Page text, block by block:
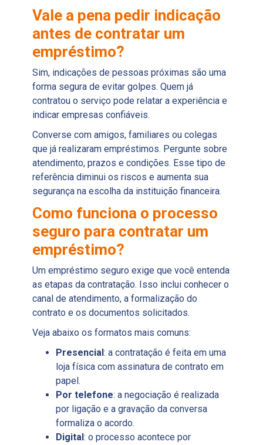
Vale a pena pedir indicação
antes de contratar um
empréstimo?
Sim, indicações de pessoas próximas são uma
forma segura de evitar golpes. Quem já
contratou o serviço pode relatar a experiência e
indicar empresas confiáveis.
Converse com amigos, familiares ou colegas
que já realizaram empréstimos. Pergunte sobre
atendimento, prazos e condições. Esse tipo de
referência diminui os riscos e aumenta sua
segurança na escolha da instituição financeira.
Como funciona o processo
seguro para contratar um
empréstimo?
Um empréstimo seguro exige que você entenda
as etapas da contratação. Isso inclui conhecer o
canal de atendimento, a formalização do
contrato e os documentos solicitados.
Veja abaixo os formatos mais comuns:
Presencial : a contratação é feita em uma
loja física com assinatura de contrato em
papel.
Por telefone: a negociação é realizada
por ligação e a gravação da conversa
formaliza o acordo.
Digital : o processo acontece por